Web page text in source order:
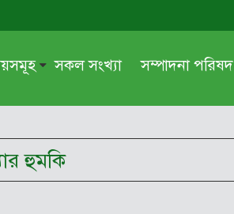
ও সংস্কৃতি
সকল সংখ্যা সম্পাদনা পরিষদ
হুমকি